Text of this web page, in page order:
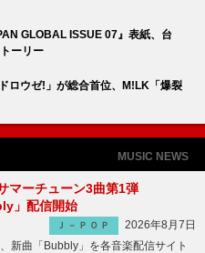
GLOBAL ISSUE 07』表紙、台
ーリー
ロウゼ!」が総合首位、M!LK「爆裂
MUSIC NEWS
マーチューン3曲第1弾
」配信開始
Ｊ－ＰＯＰ
2026年8月7日
新曲「Bubbly」を各音楽配信サイト